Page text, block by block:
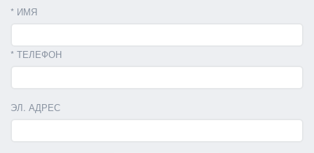
* ИМЯ
* ТЕЛЕФОН
ЭЛ. АДРЕС